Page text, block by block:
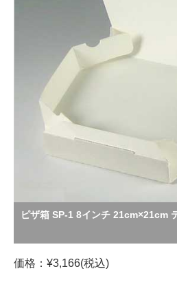
ピザ箱 SP-1 8インチ 21cm×21cm
価格：¥3,166(税込)